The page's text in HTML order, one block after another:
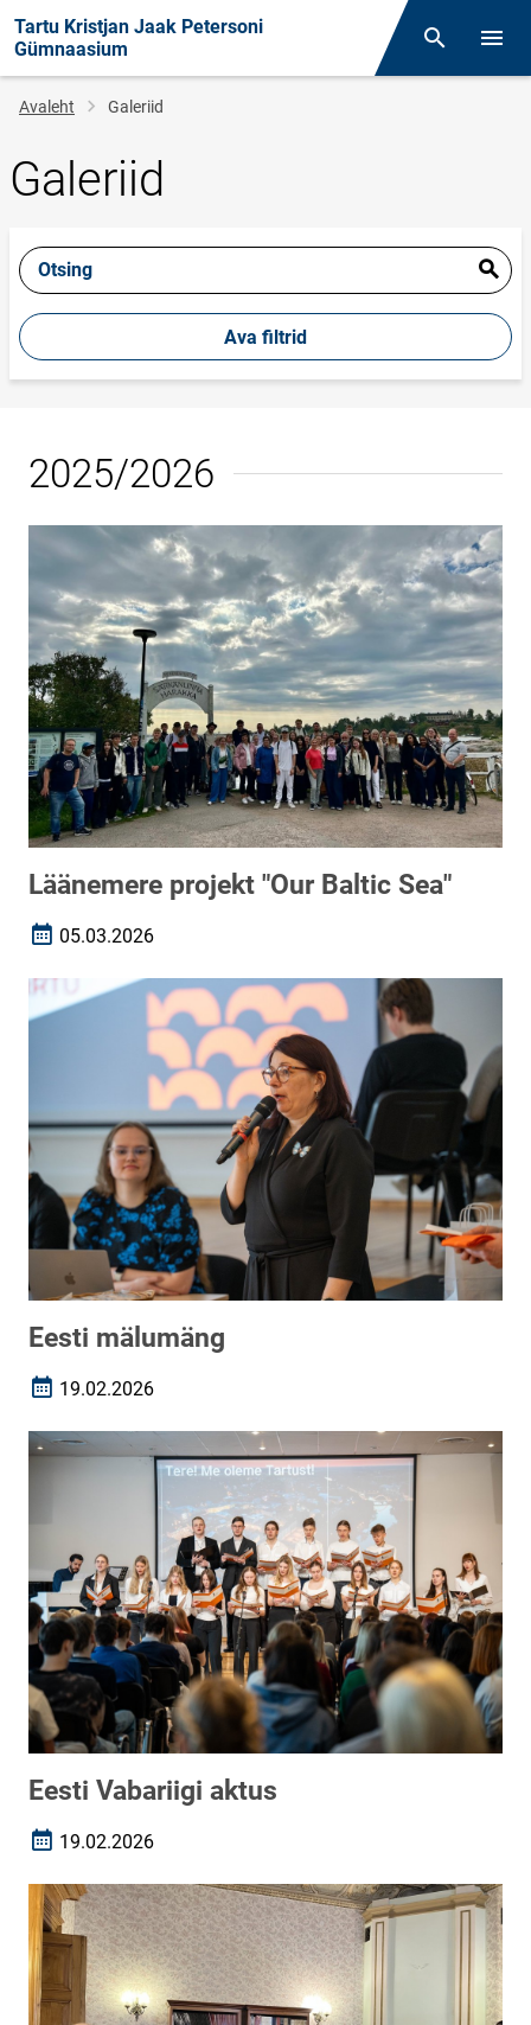
Tartu Kristjan Jaak Petersoni
Gümnaasium
Otsing
Leivapuru
Avaleht Galeriid
Galeriid
Otsing
Ava filtrid
2025/2026
Läänemere projekt "Our Baltic Sea"
Loomise kuupäev
05.03.2026
Eesti mälumäng
Loomise kuupäev
19.02.2026
Eesti Vabariigi aktus
Loomise kuupäev
19.02.2026